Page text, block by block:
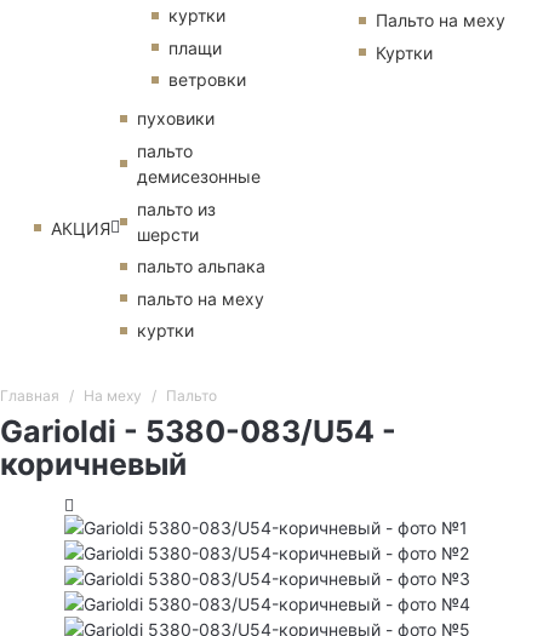
куртки
плащи
ветровки
АКЦИЯ
пуховики
пальто
демисезонные
пальто из
шерсти
пальто альпака
пальто на меху
куртки
Пальто на меху
Куртки
Главная На меху Пальто
Garioldi - 5380-083/U54 -
коричневый